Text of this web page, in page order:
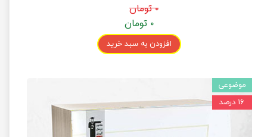
۰ تومان
۰ تومان
افزودن به سبد خرید
موضوعی
۱۶ درصد